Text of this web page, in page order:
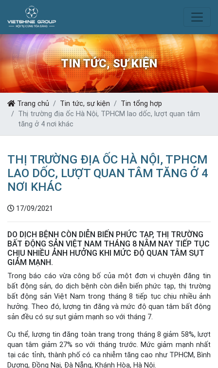
TIN TỨC, SỰ KIỆN
Trang chủ Tin tức, sự kiện
Tin tổng hợp
Thị trường địa ốc Hà Nội, TPHCM lao dốc, lượt quan tâm
tăng ở 4 nơi khác
THỊ TRƯỜNG ĐỊA ỐC HÀ NỘI, TPHCM
LAO DỐC, LƯỢT QUAN TÂM TĂNG Ở 4
NƠI KHÁC
17/09/2021
DO DỊCH BỆNH CÒN DIỄN BIẾN PHỨC TẠP, THỊ TRƯỜNG
BẤT ĐỘNG SẢN VIỆT NAM THÁNG 8 NĂM NAY TIẾP TỤC
CHỊU NHIỀU ẢNH HƯỞNG KHI MỨC ĐỘ QUAN TÂM SỤT
GIẢM MẠNH.
Trong báo cáo vừa công bố của một đơn vị chuyên đăng tin
bất động sản, do dịch bệnh còn diễn biến phức tạp, thị trường
bất động sản Việt Nam trong tháng 8 tiếp tục chịu nhiều ảnh
hưởng. Theo đó, lượng tin đăng và mức độ quan tâm bất động
sản đều có sự sụt giảm mạnh so với tháng 7.
Cụ thể, lượng tin đăng toàn trang trong tháng 8 giảm 58%, lượt
quan tâm giảm 27% so với tháng trước. Mức giảm mạnh nhất
tại các tỉnh, thành phố có ca nhiễm tăng cao như TPHCM, Bình
Dương, Đồng Nai, Đà Nẵng, Khánh Hòa, Hà Nội.